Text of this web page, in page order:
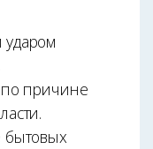
причине